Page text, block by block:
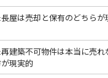
屋は売却と保有のどちら
建築不可物件は本当に売
現実的